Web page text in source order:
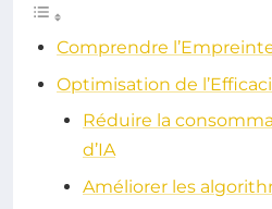
Comprendre
Optimisation de
Réduire la
d’IA
Améliorer les